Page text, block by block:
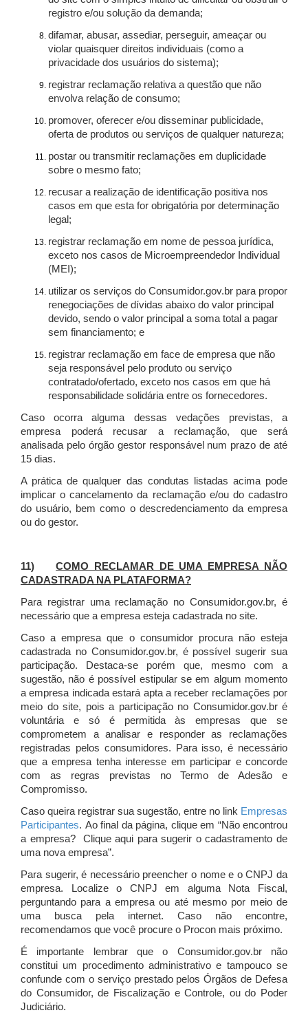
registro e/ou solução da demanda;
difamar, abusar, assediar, perseguir, ameaçar ou
violar quaisquer direitos individuais (como a
privacidade dos usuários do sistema);
registrar reclamação relativa a questão que não
envolva relação de consumo;
promover, oferecer e/ou disseminar publicidade,
oferta de produtos ou serviços de qualquer natureza;
postar ou transmitir reclamações em duplicidade
sobre o mesmo fato;
recusar a realização de identificação positiva nos
casos em que esta for obrigatória por determinação
legal;
registrar reclamação em nome de pessoa jurídica,
exceto nos casos de Microempreendedor Individual
(MEI);
utilizar os serviços do Consumidor.gov.br para propor
renegociações de dívidas abaixo do valor principal
devido, sendo o valor principal a soma total a pagar
sem financiamento; e
registrar reclamação em face de empresa que não
seja responsável pelo produto ou serviço
contratado/ofertado, exceto nos casos em que há
responsabilidade solidária entre os fornecedores.
Caso ocorra alguma dessas vedações previstas, a
empresa poderá recusar a reclamação, que será
analisada pelo órgão gestor responsável num prazo de até
15 dias.
A prática de qualquer das condutas listadas acima pode
implicar o cancelamento da reclamação e/ou do cadastro
do usuário, bem como o descredenciamento da empresa
ou do gestor.
11)COMO RECLAMAR DE UMA EMPRESA NÃO
CADASTRADA NA PLATAFORMA?
Para registrar uma reclamação no Consumidor.gov.br, é
necessário que a empresa esteja cadastrada no site.
Caso a empresa que o consumidor procura não esteja
cadastrada no Consumidor.gov.br, é possível sugerir sua
participação. Destaca-se porém que, mesmo com a
sugestão, não é possível estipular se em algum momento
a empresa indicada estará apta a receber reclamações por
meio do site, pois a participação no Consumidor.gov.br é
voluntária e só é permitida às empresas que se
comprometem a analisar e responder as reclamações
registradas pelos consumidores. Para isso, é necessário
que a empresa tenha interesse em participar e concorde
com as regras previstas no Termo de Adesão e
Compromisso.
Caso queira registrar sua sugestão, entre no link Empresas
Participantes. Ao final da página, clique em “Não encontrou
a empresa? Clique aqui para sugerir o cadastramento de
uma nova empresa”.
Para sugerir, é necessário preencher o nome e o CNPJ da
empresa. Localize o CNPJ em alguma Nota Fiscal,
perguntando para a empresa ou até mesmo por meio de
uma busca pela internet. Caso não encontre,
recomendamos que você procure o Procon mais próximo.
É importante lembrar que o Consumidor.gov.br não
constitui um procedimento administrativo e tampouco se
confunde com o serviço prestado pelos Órgãos de Defesa
do Consumidor, de Fiscalização e Controle, ou do Poder
Judiciário.